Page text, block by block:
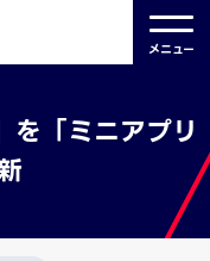
メニュー
「ミニアプリ